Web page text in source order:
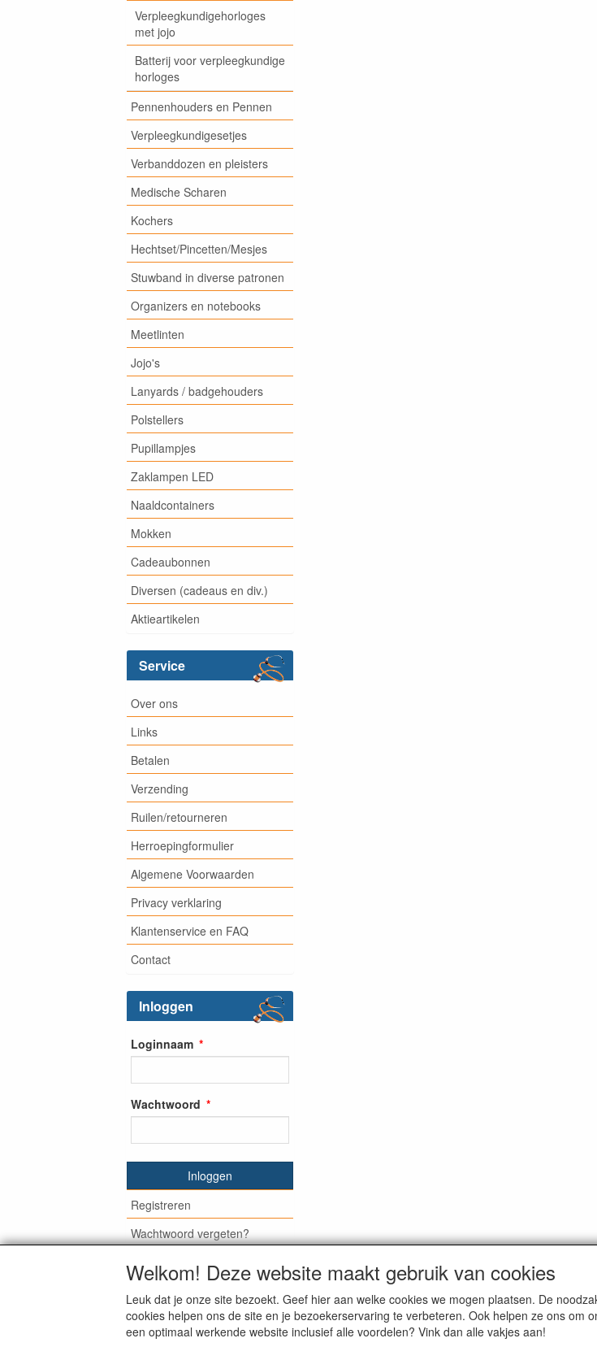
Verpleegkundigehorloges
met jojo
Batterij voor verpleegkundige
horloges
Pennenhouders en Pennen
Verpleegkundigesetjes
Verbanddozen en pleisters
Medische Scharen
Kochers
Hechtset/Pincetten/Mesjes
Stuwband in diverse patronen
Organizers en notebooks
Meetlinten
Jojo's
Lanyards / badgehouders
Polstellers
Pupillampjes
Zaklampen LED
Naaldcontainers
Mokken
Cadeaubonnen
Diversen (cadeaus en div.)
Aktieartikelen
Service
Over ons
Links
Betalen
Verzending
Ruilen/retourneren
Herroepingformulier
Algemene Voorwaarden
Privacy verklaring
Klantenservice en FAQ
Contact
Inloggen
Loginnaam
Wachtwoord
Inloggen
Registreren
Wachtwoord vergeten?
© Medisan Trading | Alblasserdam. Alle genoemde prijzen zijn inclusief BTW en exclusief
Welkom! Deze website maakt gebruik van cookies
Leuk dat je onze site bezoekt. Geef hier aan welke cookies we mogen plaatsen. De
cookies helpen ons de site en je bezoekerservaring te verbeteren. Ook helpen ze ons om
een optimaal werkende website inclusief alle voordelen? Vink dan alle vakjes aan!